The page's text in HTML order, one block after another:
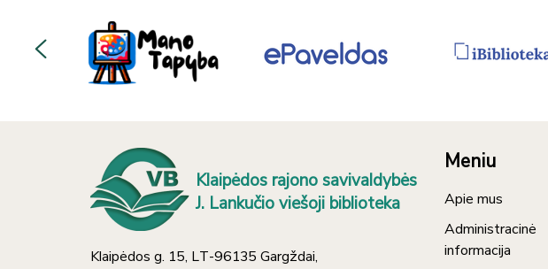
Klaipėdos rajono savivaldybės
J. Lankučio viešoji biblioteka
Klaipėdos g. 15, LT-96135 Gargždai,
Meniu
Apie mus
Administracinė
informacija